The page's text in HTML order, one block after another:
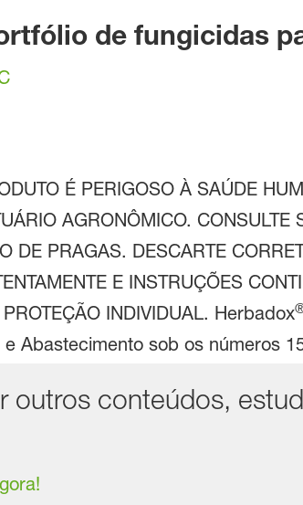
de fungicidas
É PERIGOSO À SAÚDE
AGRONÔMICO.
DE PRAGAS. DESCARTE
E INSTRUÇÕES
INDIVIDUAL. Herbadox
Abastecimento sob os números
outros conteúdos,